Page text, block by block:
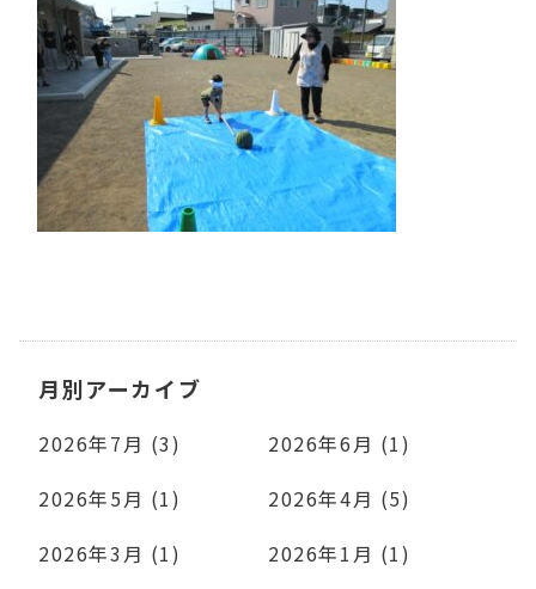
月別アーカイブ
2026年7月 (3)
2026年6月 (1)
2026年5月 (1)
2026年4月 (5)
2026年3月 (1)
2026年1月 (1)